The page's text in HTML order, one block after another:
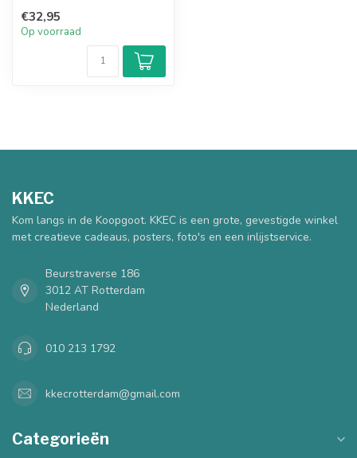
Green L...
€32,95
Op voorraad
KKEC
Kom langs in de Koopgoot. KKEC is een grote, gevestigde winkel
met creatieve cadeaus, posters, foto's en een inlijstservice.
Beurstraverse 186
3012 AT Rotterdam
Nederland
010 213 1792
kkecrotterdam@gmail.com
Categorieën